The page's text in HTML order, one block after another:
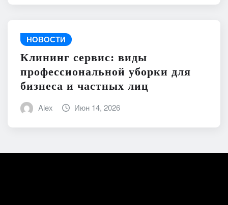
НОВОСТИ
Клининг сервис: виды
профессиональной уборки для
бизнеса и частных лиц
Alex Июн 14, 2026